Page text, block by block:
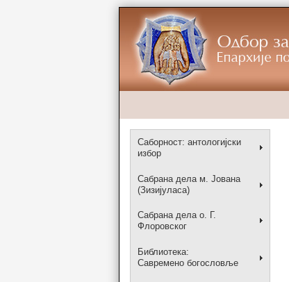
Саборност: антологијски
избор
Сабрана дела м. Јована
(Зизијуласа)
Сабрана дела о. Г.
Флоровског
Библиотека:
Савремено богословље